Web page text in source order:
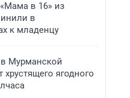
в 16» из
в
к младенцу
Мурманской
хрустящего ягодного